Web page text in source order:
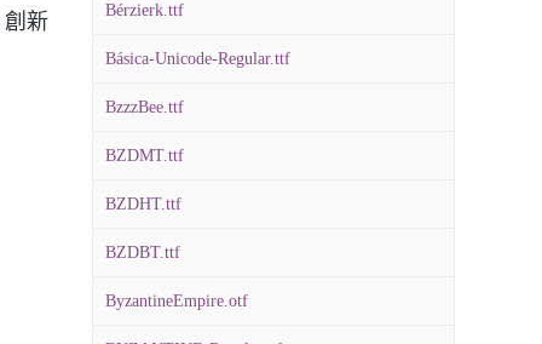
創新
Bérzierk.ttf
Básica-Unicode-Regular.ttf
BzzzBee.ttf
BZDMT.ttf
BZDHT.ttf
BZDBT.ttf
ByzantineEmpire.otf